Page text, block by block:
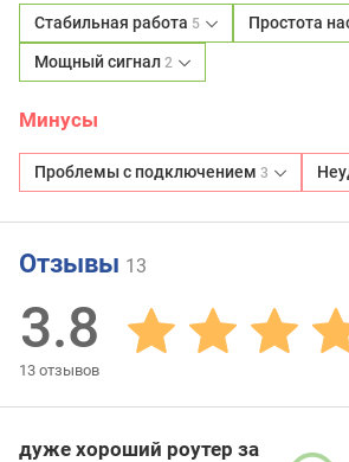
Стабильная работа 5 Простота
Мощный сигнал 2
Минусы
Проблемы с подключением 3
Отзывы 13
3.8
13 отзывов
дуже хороший роутер за